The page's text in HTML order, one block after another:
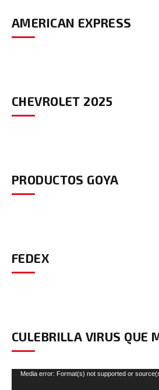
AMERICAN EXPRESS
CHEVROLET 2025
PRODUCTOS GOYA
FEDEX
CULEBRILLA VIRUS QUE
Reproductor
Media error: Format(s) not supported or